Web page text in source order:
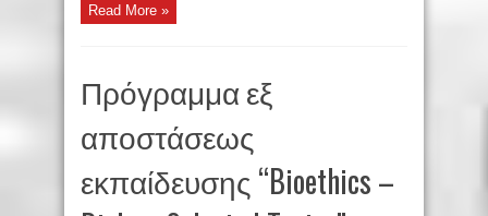
Read More »
Πρόγραμμα εξ
αποστάσεως
εκπαίδευσης “Bioethics –